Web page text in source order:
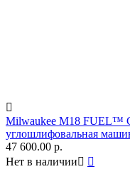

Milwaukee M18 FUEL™
углошлифовальная
47 600.00 р.
Нет в наличии 